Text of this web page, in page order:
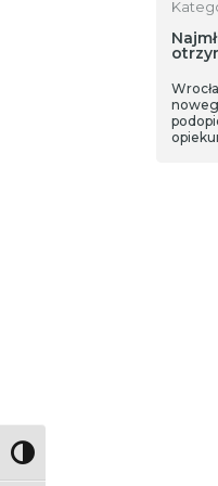
Toggle High Contrast